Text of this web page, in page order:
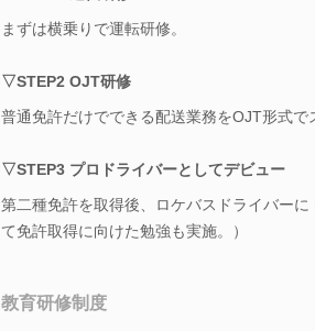
まずは横乗りで運転研修。
▽STEP2 OJT研修
普通免許だけでできる配送業務をOJT形式で
▽STEP3 プロドライバーとしてデビュー
第二種免許を取得後、ロケバスドライバー
て免許取得に向けた勉強も実施。）
教育研修制度